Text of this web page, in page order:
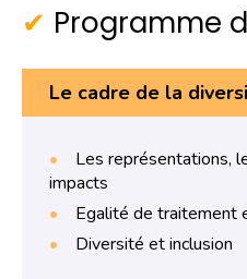
Programme
Le cadre de la
Les représentations,
impacts
Egalité de traitement
Diversité et inclusion